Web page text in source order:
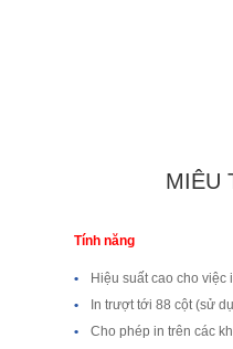
MIÊU
Tính năng
•
Hiệu suất cao cho việc
•
In trượt tới 88 cột (sử
•
Cho phép in trên các